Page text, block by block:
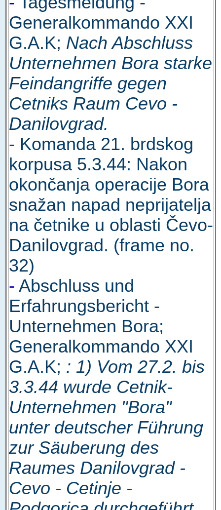
Generalkommando XXI
G.A.K; Nach Abschluss
Unternehmen Bora starke
Feindangriffe gegen
Cetniks Raum Cevo -
Danilovgrad.
- Komanda 21. brdskog
korpusa 5.3.44: Nakon
okončanja operacije Bora
snažan napad neprijatelja
na četnike u oblasti Čevo-
Danilovgrad. (frame no.
32)
- Abschluss und
Erfahrungsbericht -
Unternehmen Bora;
Generalkommando XXI
G.A.K; : 1) Vom 27.2. bis
3.3.44 wurde Cetnik-
Unternehmen "Bora"
unter deutscher Führung
zur Säuberung des
Raumes Danilovgrad -
Cevo - Cetinje -